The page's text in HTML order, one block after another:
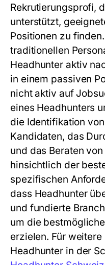
Rekrutierungsprofi,
unterstützt,
Positionen zu
traditionellen
Headhunter aktiv
in einem passiven
nicht aktiv auf
eines Headhunters
die Identifikation
Kandidaten, das
und das Beraten
hinsichtlich der
spezifischen
dass Headhunter
und fundierte
um die
erzielen. Für
Headhunter in der